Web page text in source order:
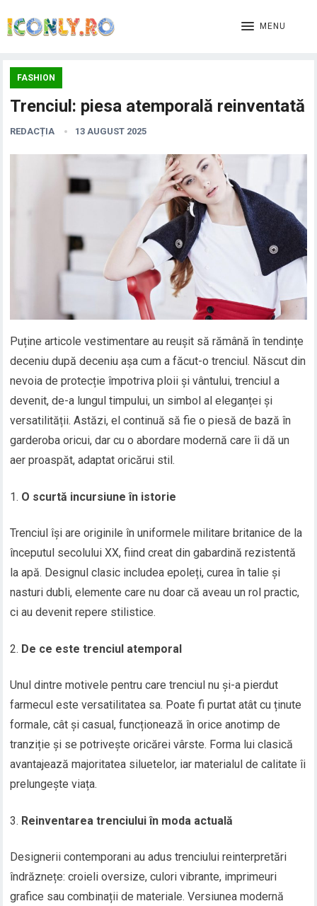
MENU
FASHION
Trenciul: piesa atemporală reinventată
REDACȚIA 13 AUGUST 2025
Puține articole vestimentare au reușit să rămână în tendințe
deceniu după deceniu așa cum a făcut-o trenciul. Născut din
nevoia de protecție împotriva ploii și vântului, trenciul a
devenit, de-a lungul timpului, un simbol al eleganței și
versatilității. Astăzi, el continuă să fie o piesă de bază în
garderoba oricui, dar cu o abordare modernă care îi dă un
aer proaspăt, adaptat oricărui stil.
O scurtă incursiune în istorie
Trenciul își are originile în uniformele militare britanice de la
începutul secolului XX, fiind creat din gabardină rezistentă
la apă. Designul clasic includea epoleți, curea în talie și
nasturi dubli, elemente care nu doar că aveau un rol practic,
ci au devenit repere stilistice.
De ce este trenciul atemporal
Unul dintre motivele pentru care trenciul nu și-a pierdut
farmecul este versatilitatea sa. Poate fi purtat atât cu ținute
formale, cât și casual, funcționează în orice anotimp de
tranziție și se potrivește oricărei vârste. Forma lui clasică
avantajează majoritatea siluetelor, iar materialul de calitate îi
prelungește viața.
Reinventarea trenciului în moda actuală
Designerii contemporani au adus trenciului reinterpretări
îndrăznețe: croieli oversize, culori vibrante, imprimeuri
grafice sau combinații de materiale. Versiunea modernă